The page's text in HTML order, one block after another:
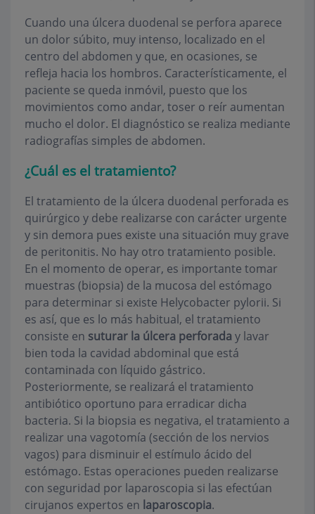
Cuando una úlcera duodenal se perfora aparece
un dolor súbito, muy intenso, localizado en el
centro del abdomen y que, en ocasiones, se
refleja hacia los hombros. Característicamente, el
paciente se queda inmóvil, puesto que los
movimientos como andar, toser o reír aumentan
mucho el dolor. El diagnóstico se realiza mediante
radiografías simples de abdomen.
¿Cuál es el tratamiento?
El tratamiento de la úlcera duodenal perforada es
quirúrgico y debe realizarse con carácter urgente
y sin demora pues existe una situación muy grave
de peritonitis. No hay otro tratamiento posible.
En el momento de operar, es importante tomar
muestras (biopsia) de la mucosa del estómago
para determinar si existe Helycobacter pylorii. Si
es así, que es lo más habitual, el tratamiento
consiste en suturar la úlcera perforada y lavar
bien toda la cavidad abdominal que está
contaminada con líquido gástrico.
Posteriormente, se realizará el tratamiento
antibiótico oportuno para erradicar dicha
bacteria. Si la biopsia es negativa, el tratamiento a
realizar una vagotomía (sección de los nervios
vagos) para disminuir el estímulo ácido del
estómago. Estas operaciones pueden realizarse
con seguridad por laparoscopia si las efectúan
cirujanos expertos en laparoscopia.